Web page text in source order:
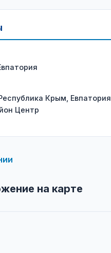
Крым, Евпатория,
Центр
на карте